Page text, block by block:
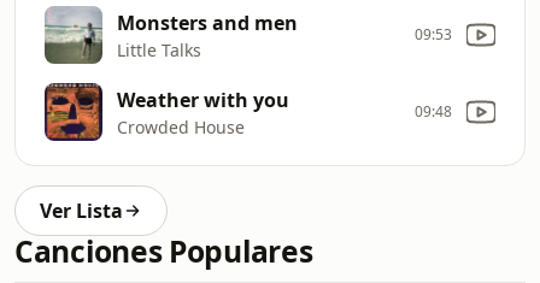
Monsters and men
Little Talks
09:53
Weather with you
Crowded House
09:48
Ver Lista
Canciones Populares